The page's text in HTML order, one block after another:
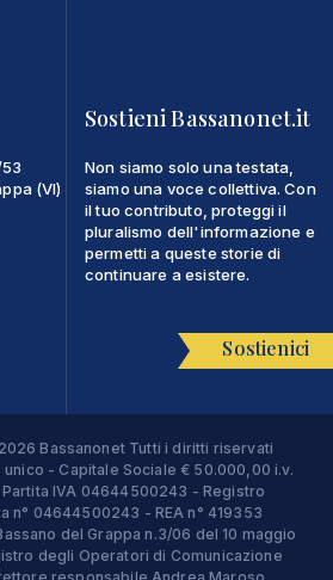
(VI)
Sostieni Bassanonet.it
Non siamo solo una testata,
siamo una voce collettiva. Con
il tuo contributo, proteggi il
pluralismo dell'informazione e
permetti a queste storie di
continuare a esistere.
Sostienici
Bassanonet Tutti i diritti riservati
unico - Capitale Sociale € 50.000,00 i.v.
IVA 04644500243 - Registro
n° 04644500243 - REA n° 419353
del Grappa n.3/06 del 10 maggio
degli Operatori di Comunicazione